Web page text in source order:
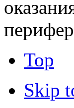
Top
Skip